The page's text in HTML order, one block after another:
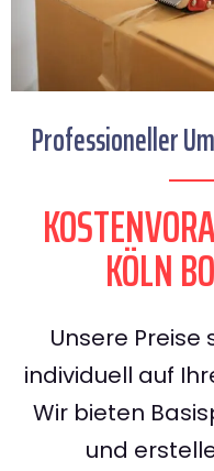
Professioneller
KÖLN
Unsere
individuell auf
Wir bieten
und